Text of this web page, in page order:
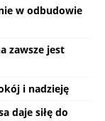
w odbudowie
zawsze jest
i nadzieję
daje siłę do